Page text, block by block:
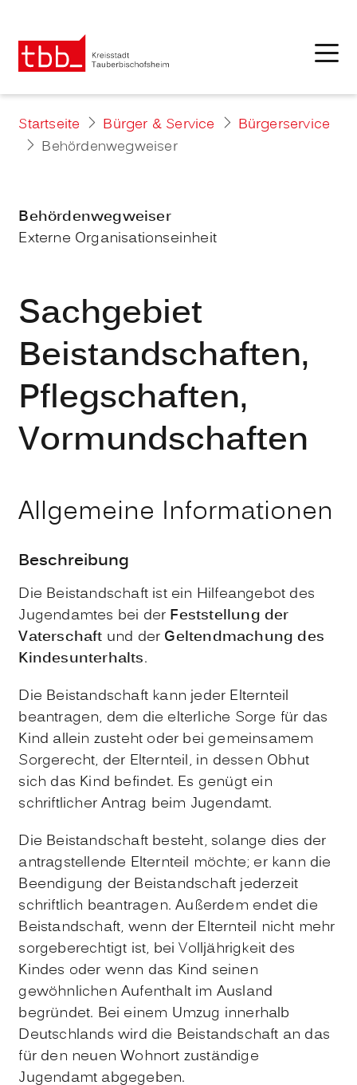
Startseite Bürger & Service
Bürgerservice
Behördenwegweiser
Behördenwegweiser
Externe Organisationseinheit
Sachgebiet
Beistandschaften,
Pflegschaften,
Vormundschaften
Allgemeine Informationen
Beschreibung
Die Beistandschaft ist ein Hilfeangebot des
Jugendamtes bei der Feststellung der
Vaterschaft und der Geltendmachung des
Kindesunterhalts.
Die Beistandschaft kann jeder Elternteil
beantragen, dem die elterliche Sorge für das
Kind allein zusteht oder bei gemeinsamem
Sorgerecht, der Elternteil, in dessen Obhut
sich das Kind befindet. Es genügt ein
schriftlicher Antrag beim Jugendamt.
Die Beistandschaft besteht, solange dies der
antragstellende Elternteil möchte; er kann die
Beendigung der Beistandschaft jederzeit
schriftlich beantragen. Außerdem endet die
Beistandschaft, wenn der Elternteil nicht mehr
sorgeberechtigt ist, bei Volljährigkeit des
Kindes oder wenn das Kind seinen
gewöhnlichen Aufenthalt im Ausland
begründet. Bei einem Umzug innerhalb
Deutschlands wird die Beistandschaft an das
für den neuen Wohnort zuständige
Jugendamt abgegeben.